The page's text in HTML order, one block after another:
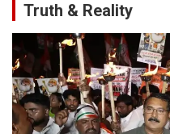
Truth & Reality